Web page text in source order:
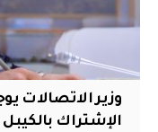
الإشتراك